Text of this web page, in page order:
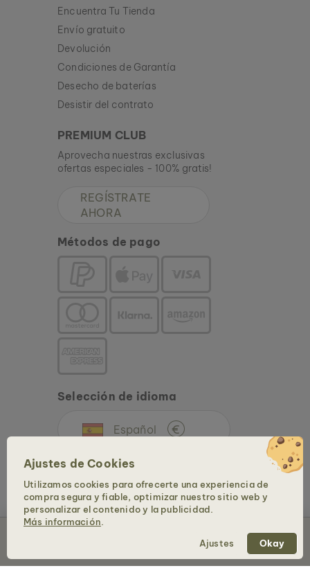
Ajustes de Cookies
Utilizamos cookies para ofrecerte una experiencia de
compra segura y fiable, optimizar nuestro sitio web y
personalizar el contenido y la publicidad.
Más información
Ajustes
Okay
Encuentra Tu Tienda
Envío gratuito
Devolución
Condiciones de Garantía
Desecho de baterías
Desistir del contrato
PREMIUM CLUB
Aprovecha nuestras exclusivas
ofertas especiales - 100% gratis!
REGÍSTRATE
AHORA
Métodos de pago
Selección de idioma
Español €
Copyright © 2026 Holzkern - una marca de Time for Nature GmbH. Todos los